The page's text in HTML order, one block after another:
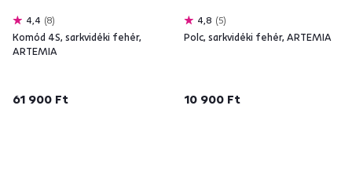
4,4 8
Komód 4S, sarkvidéki fehér,
ARTEMIA
61 900 Ft
4,8 5
Polc, sarkvidéki fehér, ARTEMIA
10 900 Ft